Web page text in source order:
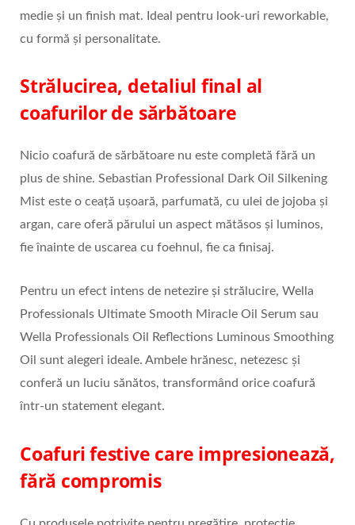
medie și un finish mat. Ideal pentru look-uri reworkable,
cu formă și personalitate.
Strălucirea, detaliul final al
coafurilor de sărbătoare
Nicio coafură de sărbătoare nu este completă fără un
plus de shine. Sebastian Professional Dark Oil Silkening
Mist este o ceață ușoară, parfumată, cu ulei de jojoba și
argan, care oferă părului un aspect mătăsos și luminos,
fie înainte de uscarea cu foehnul, fie ca finisaj.
Pentru un efect intens de netezire și strălucire, Wella
Professionals Ultimate Smooth Miracle Oil Serum sau
Wella Professionals Oil Reflections Luminous Smoothing
Oil sunt alegeri ideale. Ambele hrănesc, netezesc și
conferă un luciu sănătos, transformând orice coafură
într-un statement elegant.
Coafuri festive care impresionează,
fără compromis